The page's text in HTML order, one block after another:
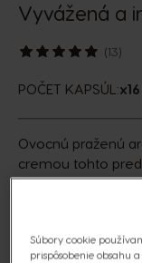
Vyvážená a
(13)
POČET KAPSÚL:x16
Ovocnú praženú
cremou tohto
Objavte ľahko
praženej zmesi z
Súbory cookie
prispôsobenie obsahu